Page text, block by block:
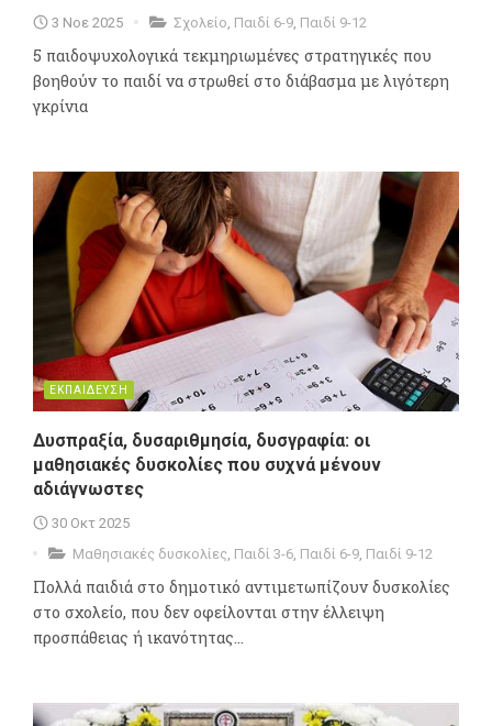
3 Νοε 2025 Σχολείο Παιδί 6-9 Παιδί 9-12
5 παιδοψυχολογικά τεκμηριωμένες στρατηγικές που
βοηθούν το παιδί να στρωθεί στο διάβασμα με λιγότερη
γκρίνια
ΕΚΠΑΙΔΕΥΣΗ
Δυσπραξία, δυσαριθμησία, δυσγραφία: οι
μαθησιακές δυσκολίες που συχνά μένουν
αδιάγνωστες
30 Οκτ 2025
Μαθησιακές δυσκολίες Παιδί 3-6 Παιδί 6-9 Παιδί 9-12
Πολλά παιδιά στο δημοτικό αντιμετωπίζουν δυσκολίες
στο σχολείο, που δεν οφείλονται στην έλλειψη
προσπάθειας ή ικανότητας...